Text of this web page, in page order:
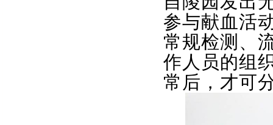
参与献血活
常规检测、
作人员的组
常后，才可